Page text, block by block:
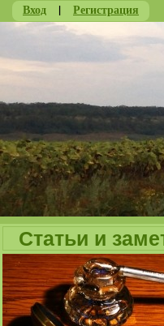
Вход | Регистрация
Статьи и